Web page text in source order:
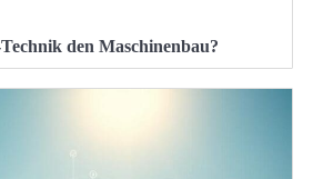
den Maschinenbau?